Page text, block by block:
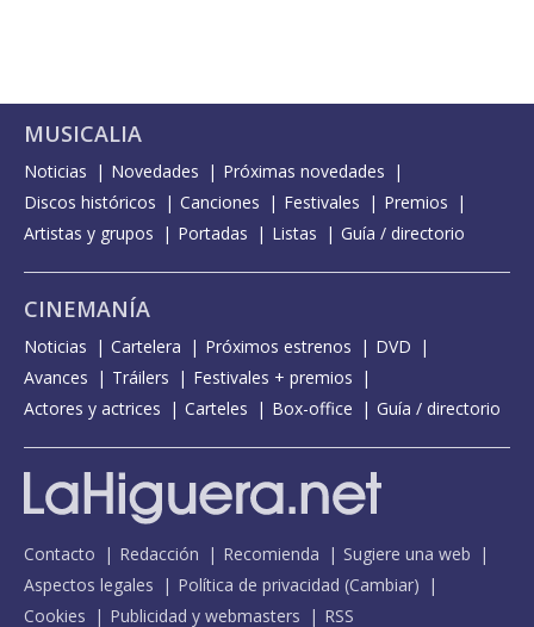
MUSICALIA
Noticias Novedades
Próximas novedades
Discos históricos
Canciones Festivales
Premios
Artistas y grupos
Portadas Listas Guía / directorio
CINEMANÍA
Noticias Cartelera Próximos estrenos
DVD
Avances
Tráilers
Festivales + premios
Actores y actrices
Carteles Box-office Guía / directorio
Contacto Redacción Recomienda
Sugiere una web
Aspectos legales
Política de privacidad (Cambiar)
Cookies
Publicidad y webmasters RSS